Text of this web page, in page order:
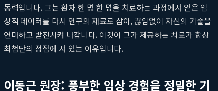
동력입니다. 그는 환자 한 명 한 명을 치료하는 과정에서 얻은 임
상적 데이터를 다시 연구의 재료로 삼아, 끊임없이 자신의 기술을
연마하고 발전시켜 나갑니다. 이것이 그가 제공하는 치료가 항상
최첨단의 정점에 서 있는 이유입니다.
이동근 원장: 풍부한 임상 경험을 정밀한 기